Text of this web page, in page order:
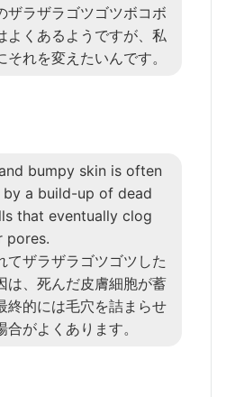
ザラザラゴツゴツボコボ
よくあるようですが、私
それを変えたいんです。
bumpy skin is often
by a build-up of dead
that eventually clog
pores.
てザラザラゴツゴツした
は、死んだ皮膚細胞が蓄
終的には毛穴を詰まらせ
合がよくあります。